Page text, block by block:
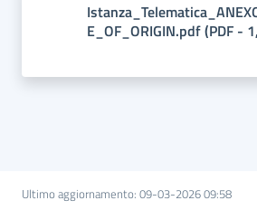
E_OF_ORIGIN.pdf(PDF -
Ultimo aggiornamento: 09-03-2026 09:58